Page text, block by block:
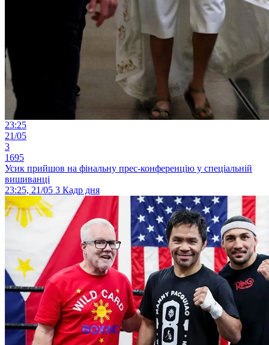
23:25
21/05
3
1695
Усик прийшов на фінальну прес-конференцію у спеціальній
вишиванці
23:25, 21/05 3 Кадр дня